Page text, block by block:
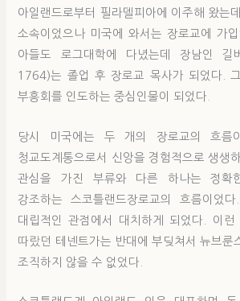
아일랜드로부터 필라델피아에 이주해 왔는
소속이었으나 미국에 와서는 장로교에 가
아들도 로그대학에 다녔는데 장남인 길
1764)는 졸업 후 장로교 목사가 되었다.
부흥회를 인도하는 중심인물이 되었다.
당시 미국에는 두 개의 장로교의 흐름
청교도계통으로서 신앙을 경험적으로 생생
관심을 가진 부류와 다른 하나는 정확
강조하는 스코틀랜드장로교의 흐름이었
대립적인 관점에서 대치하게 되었다. 이
따랐던 테넨트가는 반대에 부딪쳐서 뉴브룬
조직하지 않을 수 없었다.